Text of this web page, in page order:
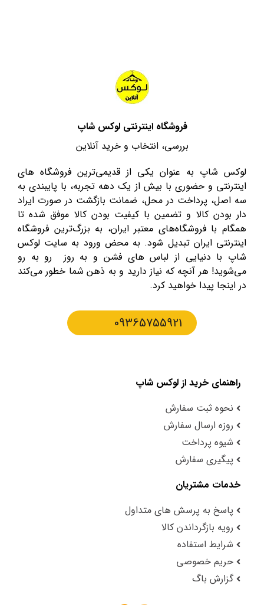
فروشگاه اینترنتی لوکس شاپ
بررسی، انتخاب و خرید آنلاین
لوکس شاپ به عنوان یکی از قدیمی‌ترین فروشگاه های
اینترنتی و حضوری با بیش از یک دهه تجربه، با پایبندی به
سه اصل، پرداخت در محل، ضمانت بازگشت در صورت ایراد
دار بودن کالا و تضمین با کیفیت بودن کالا موفق شده تا
همگام با فروشگاه‌های معتبر ایران، به بزرگ‌ترین فروشگاه
اینترنتی ایران تبدیل شود. به محض ورود به سایت لوکس
شاپ با دنیایی از لباس های فشن و به روز رو به رو
می‌شوید! هر آنچه که نیاز دارید و به ذهن شما خطور می‌کند
در اینجا پیدا خواهید کرد.
09365755921
راهنمای خرید از لوکس شاپ
نحوه ثبت سفارش
روزه ارسال سفارش
شیوه پرداخت
پیگیری سفارش
خدمات مشتریان
پاسخ به پرسش های متداول
رویه بازگرداندن کالا
شرایط استفاده
حریم خصوصی
گزارش باگ